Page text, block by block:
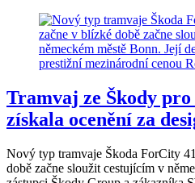
Tramvaj ze Škody pro
získala ocenění za
Nový typ tramvaje Škoda ForCity
době začne sloužit cestujícím v